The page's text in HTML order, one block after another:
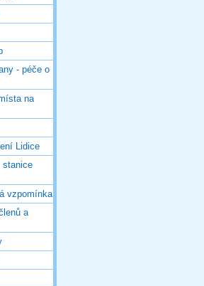
- péče o
na
Lidice
stanice
vzpomínka
a